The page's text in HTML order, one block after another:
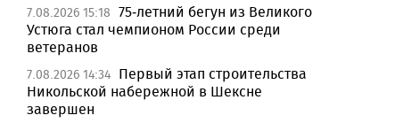
7.08.2026 15:18 75-летний бегун из Великого
Устюга стал чемпионом России среди
ветеранов
7.08.2026 14:34 Первый этап строительства
Никольской набережной в Шексне
завершен